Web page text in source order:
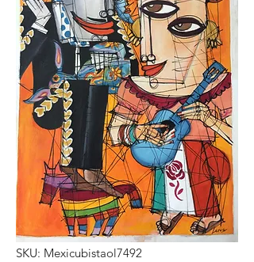
SKU: Mexicubistaol7492